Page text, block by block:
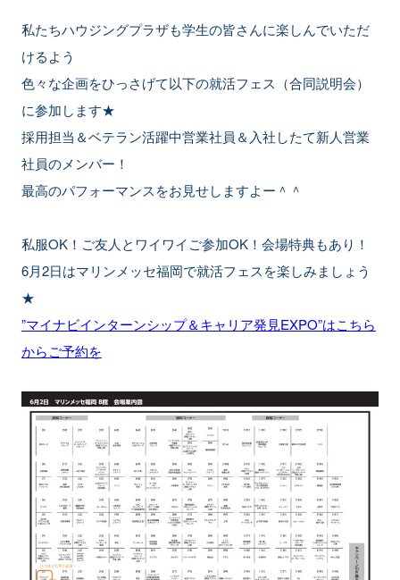
私たちハウジングプラザも学生の皆さんに楽しんでいただ
けるよう
色々な企画をひっさげて以下の就活フェス（合同説明会）
に参加します★
採用担当＆ベテラン活躍中営業社員＆入社したて新人営業
社員のメンバー！
最高のパフォーマンスをお見せしますよー＾＾
私服OK！ご友人とワイワイご参加OK！会場特典もあり！
6月2日はマリンメッセ福岡で就活フェスを楽しみましょう
★
”マイナビインターンシップ＆キャリア発見EXPO”はこちら
からご予約を